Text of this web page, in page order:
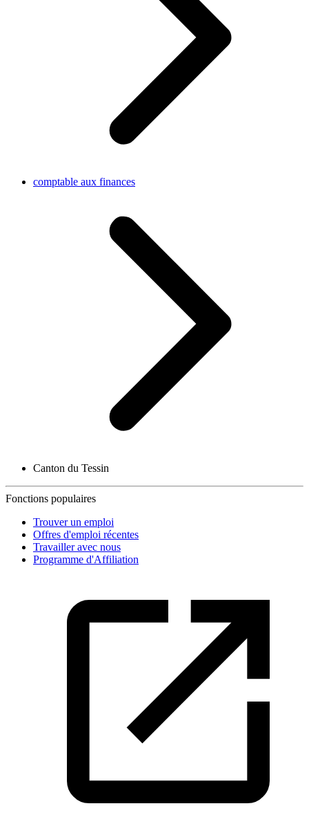
comptable aux finances
Canton du Tessin
Fonctions populaires
Trouver un emploi
Offres d'emploi récentes
Travailler avec nous
Programme d'Affiliation